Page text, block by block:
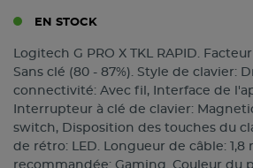
EN STOCK
Logitech G PRO X TKL RAPID.
Sans clé (80 - 87%). Style de clavier:
connectivité: Avec fil, Interface de
Interrupteur à clé de clavier:
switch, Disposition des touches du
de rétro: LED. Longueur de câble: 1,8